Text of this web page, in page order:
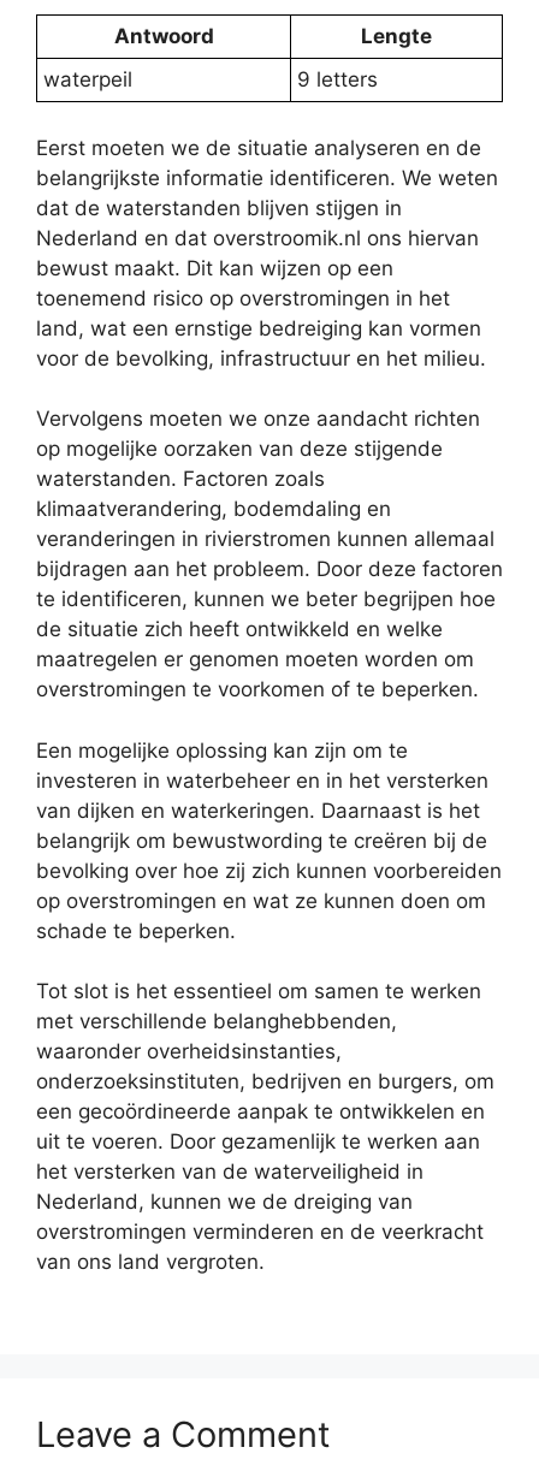
Antwoord
Lengte
waterpeil
9 letters
Eerst moeten we de situatie analyseren en de
belangrijkste informatie identificeren. We weten
dat de waterstanden blijven stijgen in
Nederland en dat overstroomik.nl ons hiervan
bewust maakt. Dit kan wijzen op een
toenemend risico op overstromingen in het
land, wat een ernstige bedreiging kan vormen
voor de bevolking, infrastructuur en het milieu.
Vervolgens moeten we onze aandacht richten
op mogelijke oorzaken van deze stijgende
waterstanden. Factoren zoals
klimaatverandering, bodemdaling en
veranderingen in rivierstromen kunnen allemaal
bijdragen aan het probleem. Door deze factoren
te identificeren, kunnen we beter begrijpen hoe
de situatie zich heeft ontwikkeld en welke
maatregelen er genomen moeten worden om
overstromingen te voorkomen of te beperken.
Een mogelijke oplossing kan zijn om te
investeren in waterbeheer en in het versterken
van dijken en waterkeringen. Daarnaast is het
belangrijk om bewustwording te creëren bij de
bevolking over hoe zij zich kunnen voorbereiden
op overstromingen en wat ze kunnen doen om
schade te beperken.
Tot slot is het essentieel om samen te werken
met verschillende belanghebbenden,
waaronder overheidsinstanties,
onderzoeksinstituten, bedrijven en burgers, om
een gecoördineerde aanpak te ontwikkelen en
uit te voeren. Door gezamenlijk te werken aan
het versterken van de waterveiligheid in
Nederland, kunnen we de dreiging van
overstromingen verminderen en de veerkracht
van ons land vergroten.
Leave a Comment